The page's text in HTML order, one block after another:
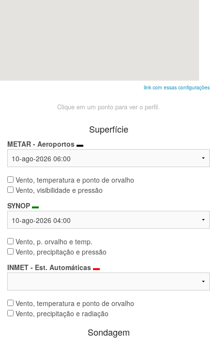
link com essas configurações
Clique em um ponto para ver o perfil.
Superfície
METAR - Aeroportos ▬
Vento, temperatura e ponto de orvalho
Vento, visibilidade e pressão
SYNOP ▬
Vento, p. orvalho e temp.
Vento, precipitação e pressão
INMET - Est. Automáticas ▬
Vento, temperatura e ponto de orvalho
Vento, precipitação e radiação
Sondagem